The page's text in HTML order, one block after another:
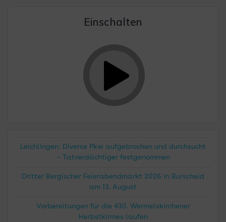
Einschalten
Leichlingen: Diverse Pkw aufgebrochen und durchsucht
– Tatverdächtiger festgenommen
Dritter Bergischer Feierabendmarkt 2026 in Burscheid
am 13. August
Vorbereitungen für die 430. Wermelskirchener
Herbstkirmes laufen